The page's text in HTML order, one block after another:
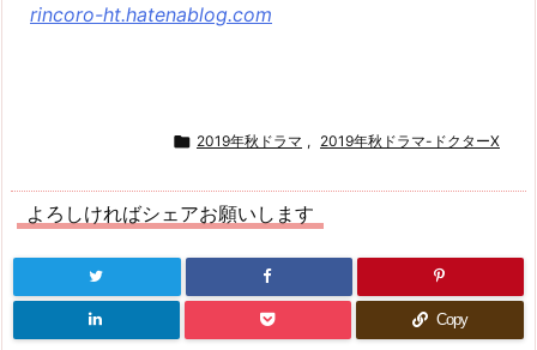
rincoro-ht.hatenablog.com
 2019年秋ドラマ , 2019年秋ドラマ-ドクターX
よろしければシェアお願いします
Copy